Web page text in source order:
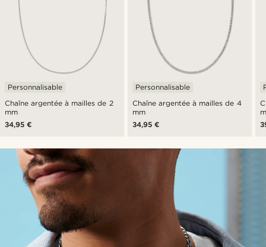
Chaîne argentée à mailles de 2
mm
Personnalisable
34,95 €
Chaîne argentée à mailles de 4
mm
Personnalisable
34,95 €